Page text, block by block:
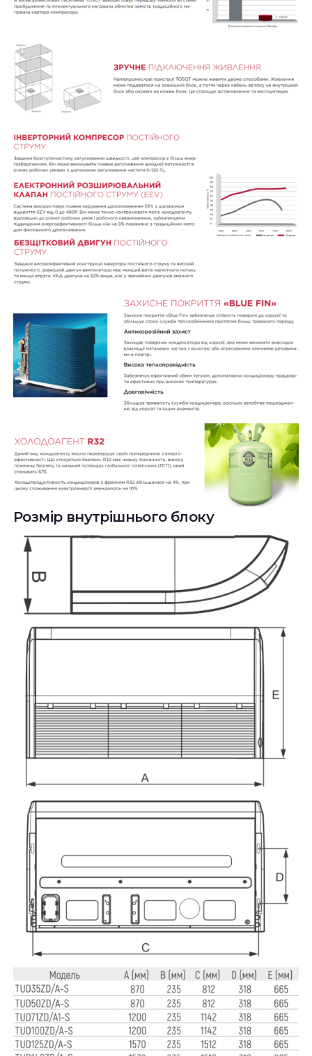
Розмір внутрішнього блоку